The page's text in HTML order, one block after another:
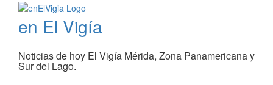
en El Vigía
Noticias de hoy El Vigía Mérida, Zona Panamericana y
Sur del Lago.